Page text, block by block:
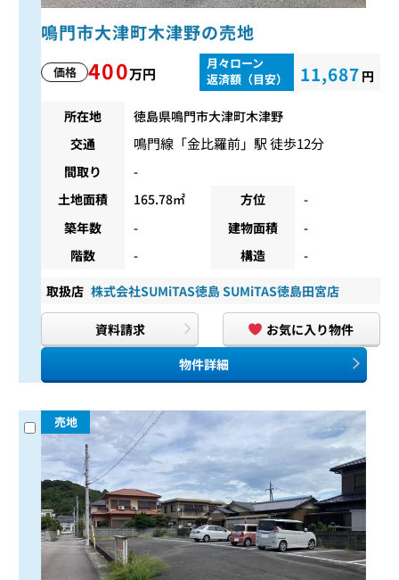
鳴門市大津町木津野の売地
価格 400万円
月々ローン
返済額（目安）
11,687 円
所在地
徳島県鳴門市大津町木津野
交通
鳴門線 「金比羅前」駅 徒歩12分
間取り
-
土地面積
165.78㎡ 方位
-
築年数
- 建物面積
-
階数
- 構造 -
取扱店 株式会社SUMiTAS徳島 SUMiTAS徳島田宮店
資料請求
お気に入り物件
物件詳細
売地